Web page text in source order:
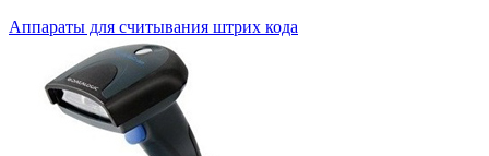
Аппараты для считывания штрих кода